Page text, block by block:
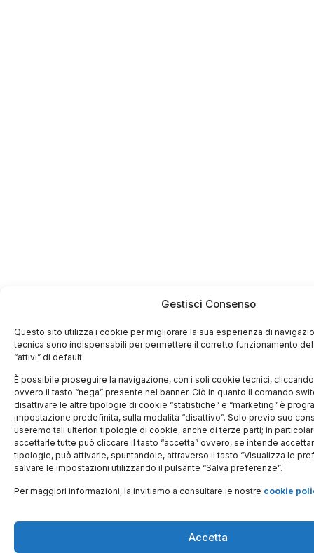
Gestisci Consenso
Questo sito utilizza i cookie per migliorare la sua esperienza di
tecnica sono indispensabili per permettere il corretto funzionamento
“attivi” di default.
È possibile proseguire la navigazione, con i soli cookie tecnici, cliccando
ovvero il tasto “nega” presente nel banner. Ciò in quanto il comando
disattivare le altre tipologie di cookie “statistiche” e “marketing” è
impostazione predefinita, sulla modalità “disattivo”. Solo previo suo
useremo tali ulteriori tipologie di cookie, anche di terze parti; in
accettarle tutte può cliccare il tasto “accetta” ovvero, se intende
tipologie, può attivarle, spuntandole, attraverso il tasto “Visualizza le
salvare le impostazioni utilizzando il pulsante “Salva preferenze”.
Per maggiori informazioni, la invitiamo a consultare le nostre cookie
Accetta